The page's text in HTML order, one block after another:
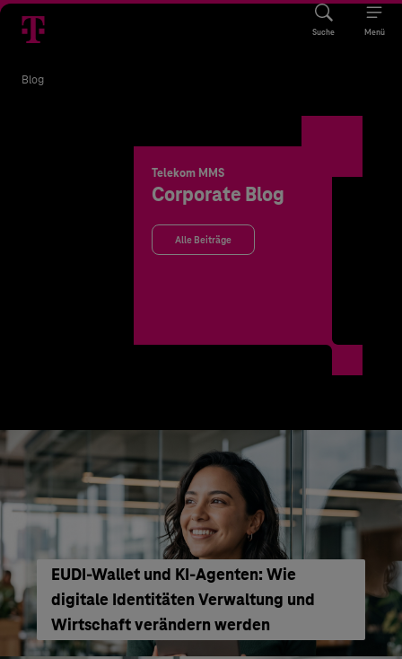
Suche Menü
Blog
Telekom MMS
Corporate Blog
Alle Beiträge
EUDI-Wallet und KI-Agenten: Wie
digitale Identitäten Verwaltung und
Wirtschaft verändern werden